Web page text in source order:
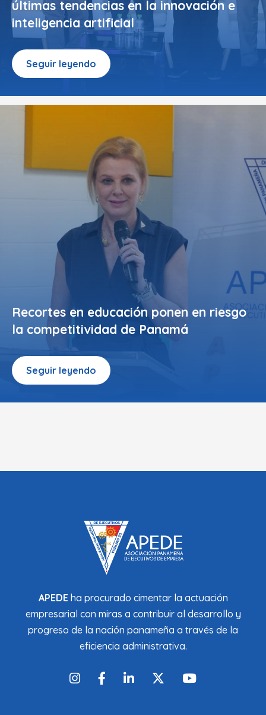
últimas tendencias en la innovación e
inteligencia artificial
Seguir leyendo
Recortes en educación ponen en riesgo
la competitividad de Panamá
Seguir leyendo
APEDEha procurado cimentar la actuación
empresarial con miras a contribuir al desarrollo y
progreso de la nación panameña a través de la
eficiencia administrativa.